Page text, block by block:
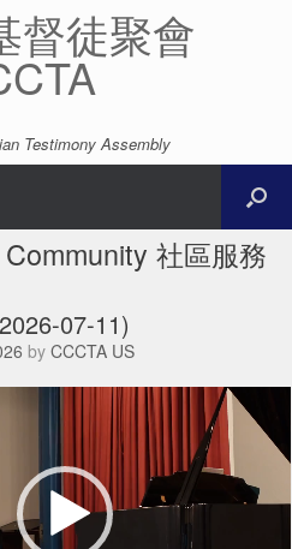
督徒聚會
Testimony Assembly
Community 社區服務
07-11)
by CCCTA US